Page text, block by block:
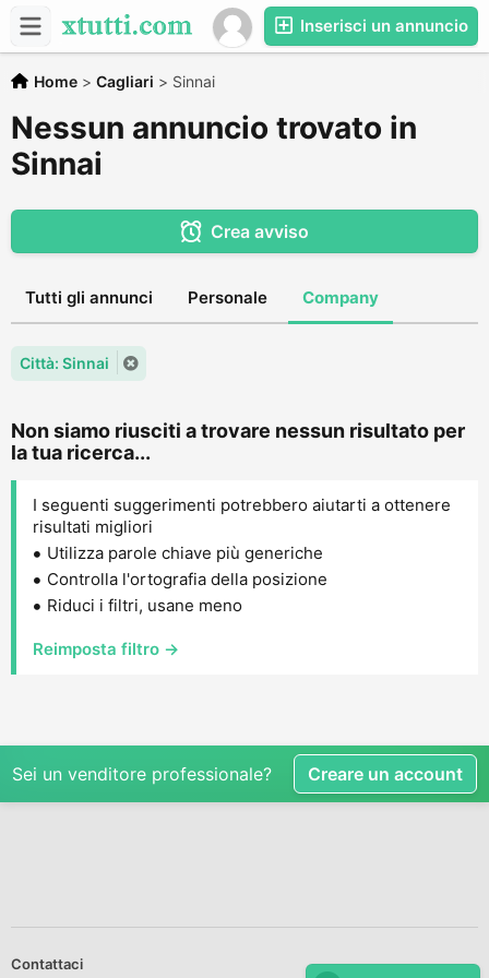
Inserisci un annuncio
Home > Cagliari > Sinnai
Nessun annuncio trovato in
Sinnai
Crea avviso
Tutti gli annunci Personale Company
Città: Sinnai
Non siamo riusciti a trovare nessun risultato per
la tua ricerca...
I seguenti suggerimenti potrebbero aiutarti a ottenere
risultati migliori
Utilizza parole chiave più generiche
Controlla l'ortografia della posizione
Riduci i filtri, usane meno
Reimposta filtro →
Sei un venditore professionale? Creare un account
Contattaci